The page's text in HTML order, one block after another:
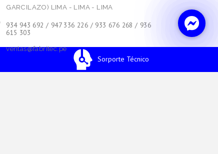
Sorporte Técnico
GARCILAZO) LIMA - LIMA - LIMA
934 943 692 / 947 336 226 / 933 676 268 / 936
615 303
ventas@fabritec.pe